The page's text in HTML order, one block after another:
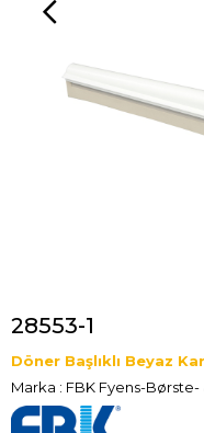
28553-1
Döner Başlıklı Beyaz
Marka : FBK Fyens-